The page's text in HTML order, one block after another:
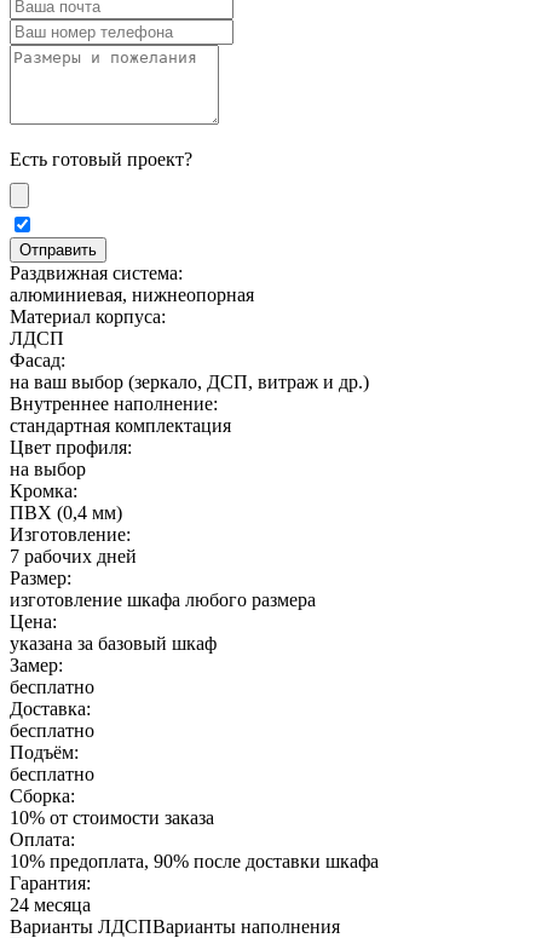
Есть готовый проект?
Раздвижная система:
алюминиевая, нижнеопорная
Материал корпуса:
ЛДСП
Фасад:
на ваш выбор (зеркало, ДСП, витраж и др.)
Внутреннее наполнение:
стандартная комплектация
Цвет профиля:
на выбор
Кромка:
ПВХ (0,4 мм)
Изготовление:
7 рабочих дней
Размер:
изготовление шкафа любого размера
Цена:
указана за базовый шкаф
Замер:
бесплатно
Доставка:
бесплатно
Подъём:
бесплатно
Сборка:
10% от стоимости заказа
Оплата:
10% предоплата, 90% после доставки шкафа
Гарантия:
24 месяца
Варианты ЛДСПВарианты наполнения